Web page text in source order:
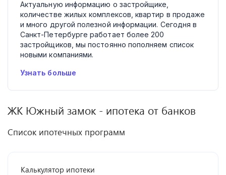
Актуальную информацию о застройщике,
количестве жилых комплексов, квартир в продаже
и много другой полезной информации. Сегодня в
Санкт-Петербурге работает более 200
застройщиков, мы постоянно пополняем список
новыми компаниями.
Узнать больше
ЖК Южный замок - ипотека от банков
Список ипотечных программ
Калькулятор ипотеки